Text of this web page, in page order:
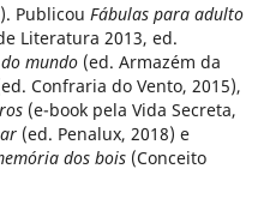
Publicou Fábulas para adulto
Literatura 2013, ed.
mundo(ed. Armazém da
Confraria do Vento, 2015),
(e-book pela Vida Secreta,
(ed. Penalux, 2018) e
dos bois(Conceito